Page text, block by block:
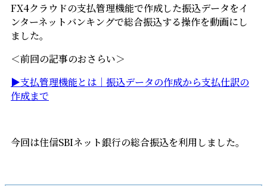
FX4クラウドの支払管理機能で作成した振込データをイ
ンターネットバンキングで総合振込する操作を動画にし
ました。
＜前回の記事のおさらい＞
▶支払管理機能とは｜振込データの作成から支払仕訳の
作成まで
今回は住信SBIネット銀行の総合振込を利用しました。